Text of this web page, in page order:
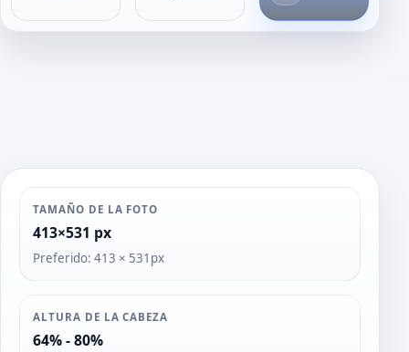
TAMAÑO DE LA FOTO
413×531 px
Preferido: 413 × 531px
ALTURA DE LA CABEZA
64% - 80%